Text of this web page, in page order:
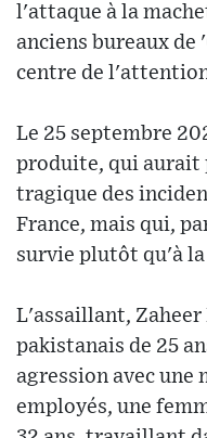
l'attaque à la
anciens bureaux
centre de
Le 25 septembre
produite, qui aurait
tragique des
France, mais qui,
survie plutôt qu'à
L'assaillant,
pakistanais de 25
agression avec une
employés, une